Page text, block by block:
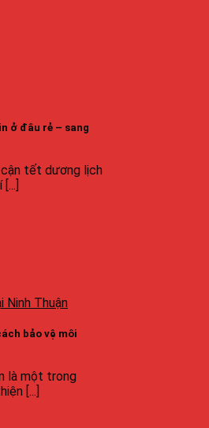
ở đâu rẻ – sang
cận tết dương lịch
bảo vệ môi
là một trong
[...]